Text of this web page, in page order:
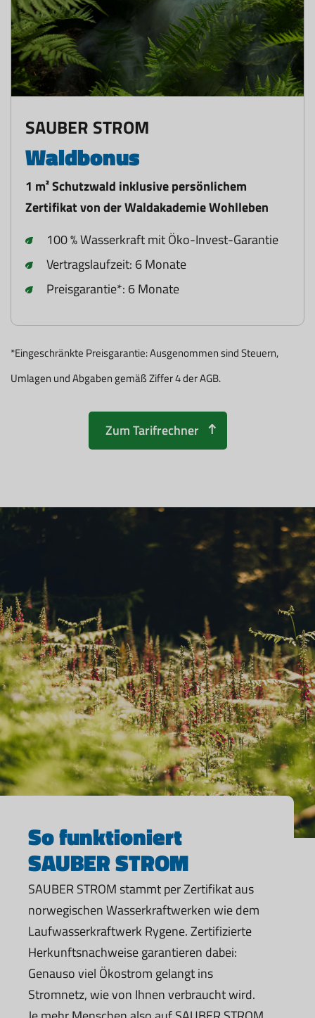
SAUBER STROM
Waldbonus
1 m² Schutzwald inklusive persönlichem
Zertifikat von der Waldakademie Wohlleben
100 % Wasserkraft mit Öko-Invest-Garantie
Vertragslaufzeit: 6 Monate
Preisgarantie*: 6 Monate
*Eingeschränkte Preisgarantie: Ausgenommen sind Steuern,
Umlagen und Abgaben gemäß Ziffer 4 der AGB.
Zum Tarifrechner
So funktioniert
SAUBER STROM
SAUBER STROM stammt per Zertifikat aus
norwegischen Wasserkraftwerken wie dem
Laufwasserkraftwerk Rygene. Zertifizierte
Herkunftsnachweise garantieren dabei:
Genauso viel Ökostrom gelangt ins
Stromnetz, wie von Ihnen verbraucht wird.